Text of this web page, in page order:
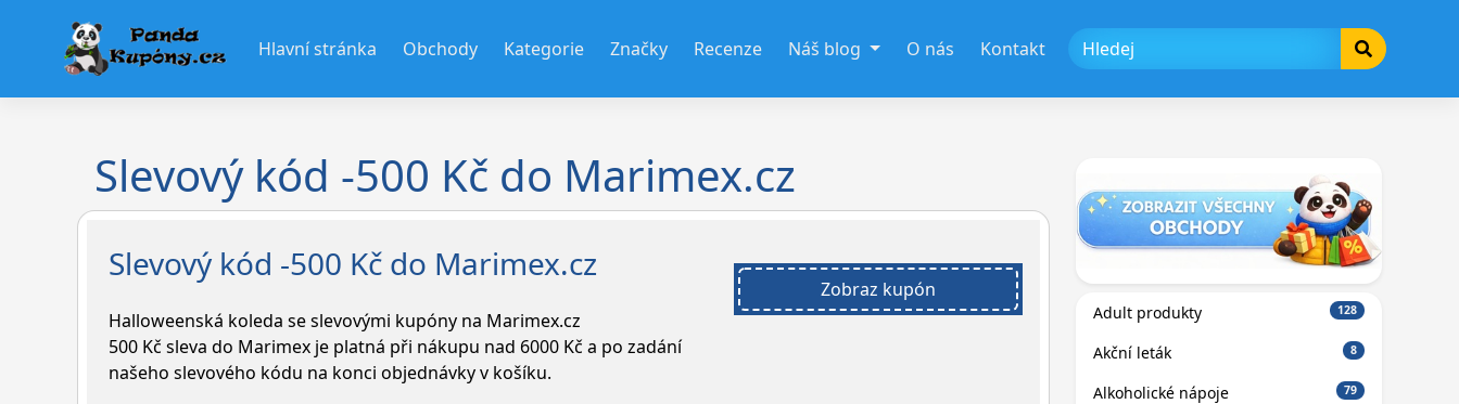
Hlavní stránka Obchody Kategorie Značky Recenze Náš blog O nás Kontakt
Slevový kód -500 Kč do Marimex.cz
Slevový kód -500 Kč do Marimex.cz
Halloweenská koleda se slevovými kupóny na Marimex.cz
500 Kč sleva do Marimex je platná při nákupu nad 6000 Kč a po zadání
našeho slevového kódu na konci objednávky v košíku.
Zobraz kupón
Adult produkty 128
Akční leták 8
Alkoholické nápoje 79